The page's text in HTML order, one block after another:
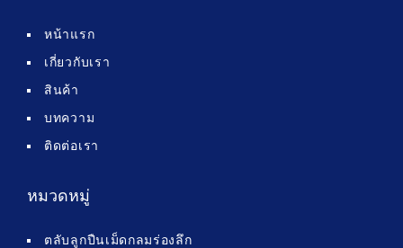
หน้าแรก
เกี่ยวกับเรา
สินค้า
บทความ
ติดต่อเรา
หมวดหมู่
ตลับลูกปืนเม็ดกลมร่องลึก